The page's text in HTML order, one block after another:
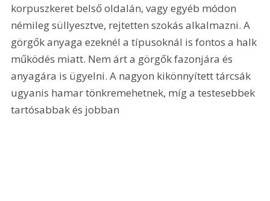
korpuszkeret belső oldalán, vagy egyéb módon
némileg süllyesztve, rejtetten szokás alkalmazni. A
görgők anyaga ezeknél a típusoknál is fontos a halk
működés miatt. Nem árt a görgők fazonjára és
anyagára is ügyelni. A nagyon kikönnyített tárcsák
ugyanis hamar tönkremehetnek, míg a testesebbek
tartósabbak és jobban